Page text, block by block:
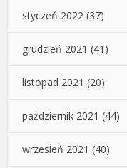
styczeń 2022 (37)
grudzień 2021 (41)
listopad 2021 (20)
październik 2021 (44)
wrzesień 2021 (40)